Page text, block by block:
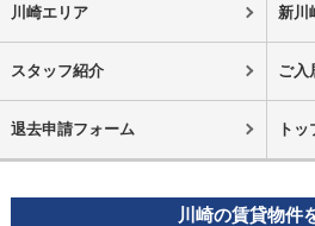
川崎エリア 新川
スタッフ紹介 ご入
退去申請フォーム ト
川崎の賃貸物件